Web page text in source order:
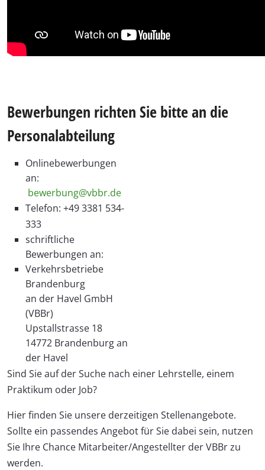
Bewerbungen richten Sie bitte an die
Personalabteilung
Onlinebewerbungen
an:
bewerbung@vbbr.de
Telefon: +49 3381 534-
333
schriftliche
Bewerbungen an:
Verkehrsbetriebe
Brandenburg
an der Havel GmbH
(VBBr)
Upstallstrasse 18
14772 Brandenburg an
der Havel
Sind Sie auf der Suche nach einer Lehrstelle, einem
Praktikum oder Job?
Hier finden Sie unsere derzeitigen Stellenangebote.
Sollte ein passendes Angebot für Sie dabei sein, nutzen
Sie Ihre Chance Mitarbeiter/Angestellter der VBBr zu
werden.